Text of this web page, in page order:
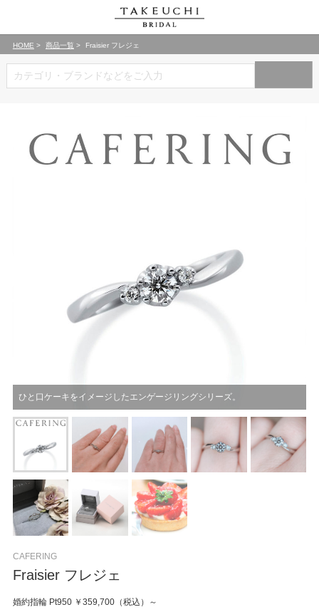
HOME 商品一覧 Fraisier フレジェ
ひと口ケーキをイメージしたエンゲージリングシリーズ。
CAFERING
Fraisier フレジェ
婚約指輪 Pt950 ￥359,700（税込）～